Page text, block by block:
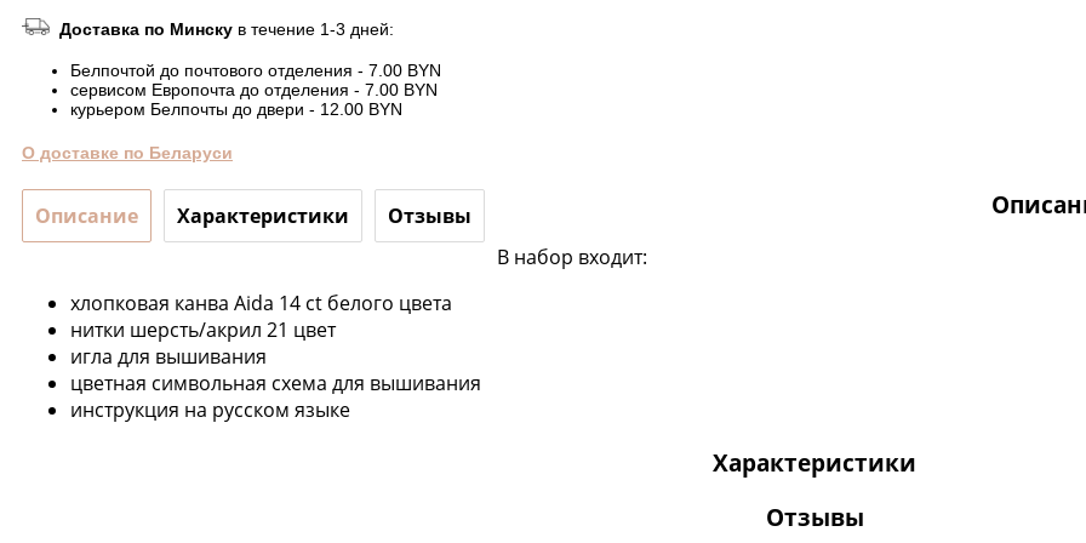
Доставка по Минску в течение 1-3 дней:
Белпочтой до почтового отделения - 7.00 BYN
сервисом Европочта до отделения - 7.00 BYN
курьером Белпочты до двери - 12.00 BYN
О доставке по Беларуси
Описание Характеристики Отзывы
В набор входит:
хлопковая канва Aida 14 ct белого цвета
нитки шерсть/акрил 21 цвет
игла для вышивания
цветная символьная схема для вышивания
инструкция на русском языке
Характеристики
Отзывы